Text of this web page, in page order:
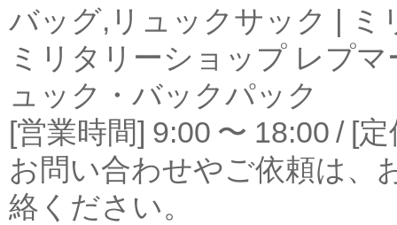
バッグ,リュックサック | ミ
ミリタリーショップ レプ
ュック・バックパック
[営業時間] 9:00 〜 18:00 / [
お問い合わせやご依頼は、
絡ください。